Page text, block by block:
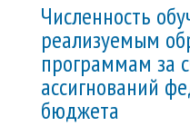
Численность
реализуемым
программам за
ассигнований
бюджета